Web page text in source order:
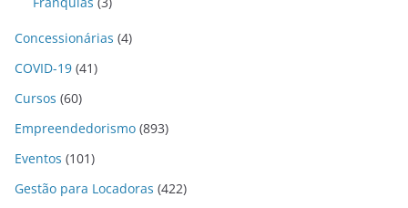
Concessionárias (4)
COVID-19 (41)
Cursos (60)
Empreendedorismo (893)
Eventos (101)
Gestão para Locadoras (422)